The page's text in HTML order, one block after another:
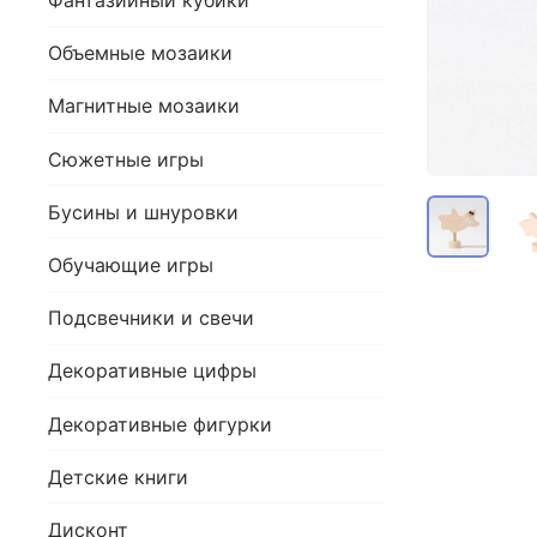
Объемные мозаики
Магнитные мозаики
Сюжетные игры
Бусины и шнуровки
Обучающие игры
Подсвечники и свечи
Декоративные цифры
Декоративные фигурки
Детские книги
Дисконт